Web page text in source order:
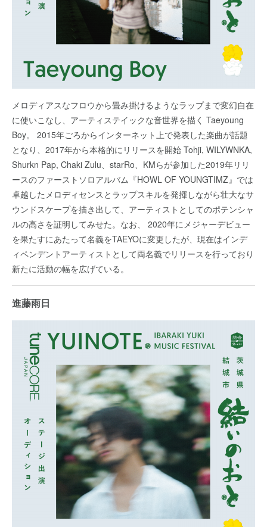
メロディアスなフロウから畳み掛けるようなラップまで変幻自在
に使いこなし、アーティステイックな音世界を描く Taeyoung
Boy。 2015年ごろからインターネット上で発表した楽曲が話題
となり、2017年から本格的にリリースを開始 Tohji, WILYWNKA,
Shurkn Pap, Chaki Zulu、starRo、KMらが参加した2019年リリ
ースのファーストソロアルバム『HOWL OF YOUNGTIMZ』では
卓越したメロディセンスとラップスキルを発揮しながら壮大なサ
ウンドスケープを描き出して、アーティストとしてのポテンシャ
ルの高さを証明してみせた。なお、 2020年にメジャーデビュー
を果たすにあたって名義をTAEYOに変更したが、現在はインデ
ィペンデントアーティストとして両名義でリリースを行っており
新たに活動の幅を広げている。
進藤雨日